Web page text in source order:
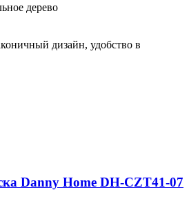
дерево
дизайн, удобство в
Danny Home DH-CZT41-07